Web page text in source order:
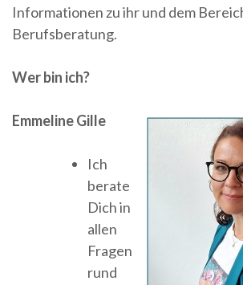
Informationen zu ihr und dem
Berufsberatung.
Wer bin ich?
Emmeline Gille
Ich
berate
Dich in
allen
Fragen
rund